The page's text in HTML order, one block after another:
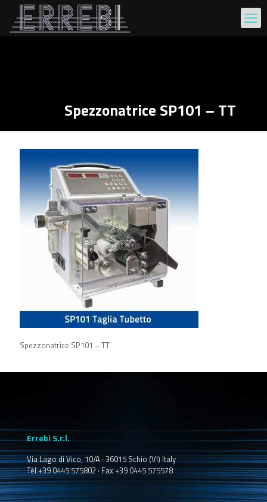
Spezzonatrice SP101 – TT
Spezzonatrice SP101 – TT
Errebi S.r.l.
Via Lago di Vico, 10/A · 36015 Schio (VI) Italy
Tél +39 0445 575802 · Fax +39 0445 575578